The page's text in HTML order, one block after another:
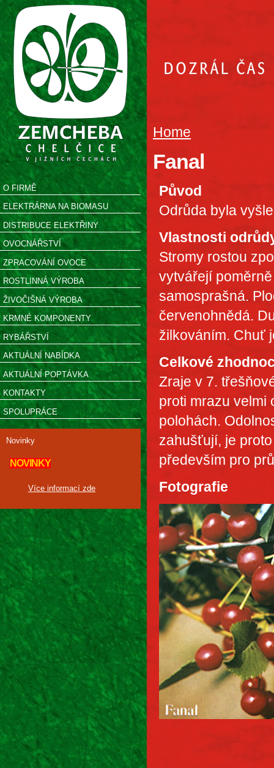
O FIRMĚ
ELEKTRÁRNA NA BIOMASU
DISTRIBUCE ELEKTŘINY
OVOCNÁŘSTVÍ
ZPRACOVÁNÍ OVOCE
ROSTLINNÁ VÝROBA
ŽIVOČIŠNÁ VÝROBA
KRMNÉ KOMPONENTY
RYBÁŘSTVÍ
AKTUÁLNÍ NABÍDKA
AKTUÁLNÍ POPTÁVKA
KONTAKTY
SPOLUPRÁCE
Novinky
NOVINKY
Více informací zde
Home
Fanal
Původ
Odrůda byla
Vlastnosti
Stromy rostou
vytvářejí
samosprašná.
červenohnědá.
žilkováním. Chuť
Celkové
Zraje v 7.
proti mrazu velmi
polohách.
zahušťují, je
především pro
Fotografie